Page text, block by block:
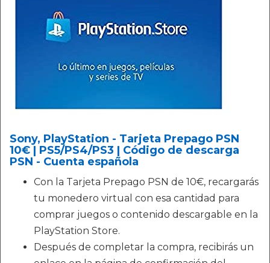
Sony, PlayStation - Tarjeta Prepago PSN
10€ | PS5/PS4/PS3 | Código de descarga
PSN - Cuenta española
Con la Tarjeta Prepago PSN de 10€, recargarás
tu monedero virtual con esa cantidad para
comprar juegos o contenido descargable en la
PlayStation Store.
Después de completar la compra, recibirás un